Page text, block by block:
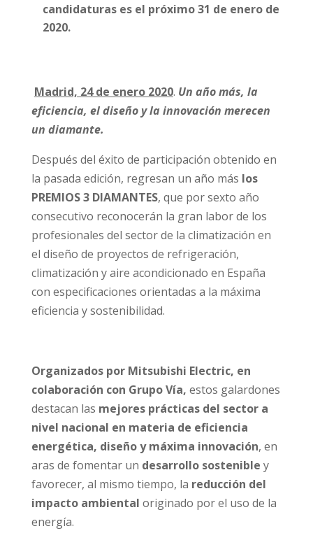
candidaturas es el próximo 31 de enero de
2020.
Madrid, 24 de enero 2020. Un año más, la
eficiencia, el diseño y la innovación merecen
un diamante.
Después del éxito de participación obtenido en
la pasada edición, regresan un año más los
PREMIOS 3 DIAMANTES, que por sexto año
consecutivo reconocerán la gran labor de los
profesionales del sector de la climatización en
el diseño de proyectos de refrigeración,
climatización y aire acondicionado en España
con especificaciones orientadas a la máxima
eficiencia y sostenibilidad.
Organizados por Mitsubishi Electric, en
colaboración con Grupo Vía, estos galardones
destacan las mejores prácticas del sector a
nivel nacional en materia de eficiencia
energética, diseño y máxima innovación, en
aras de fomentar un desarrollo sostenible y
favorecer, al mismo tiempo, la reducción del
impacto ambiental originado por el uso de la
energía.